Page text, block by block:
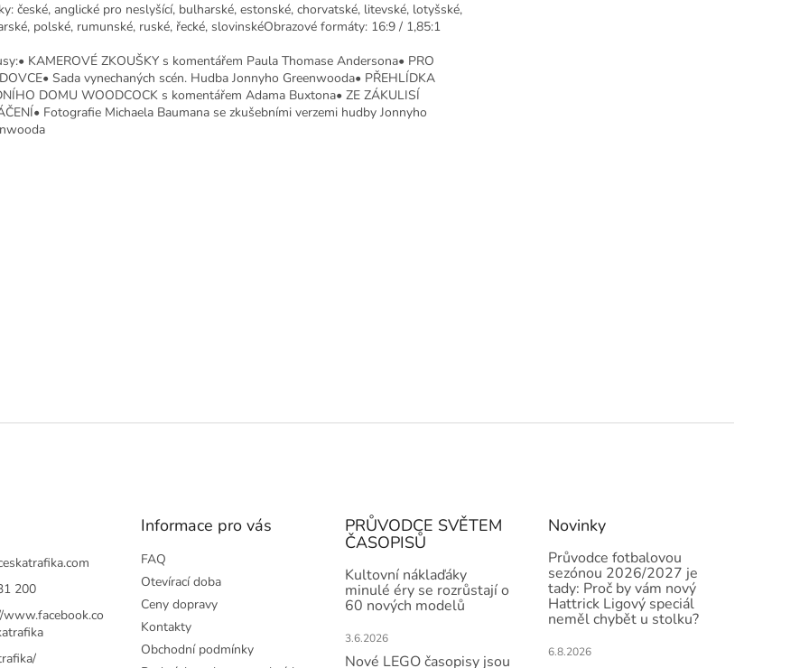
české, anglické pro neslyšící, bulharské, estonské, chorvatské, litevské, lotyšské,
polské, rumunské, ruské, řecké, slovinskéObrazové formáty: 16:9 / 1,85:1
KAMEROVÉ ZKOUŠKY s komentářem Paula Thomase Andersona• PRO
Sada vynechaných scén. Hudba Jonnyho Greenwooda• PŘEHLÍDKA
DOMU WOODCOCK s komentářem Adama Buxtona• ZE ZÁKULISÍ
Fotografie Michaela Baumana se zkušebními verzemi hudby Jonnyho
200
Informace pro vás
FAQ
Otevírací doba
Ceny dopravy
Kontakty
Obchodní podmínky
PRŮVODCE SVĚTEM
ČASOPISŮ
Kultovní náklaďáky
minulé éry se rozrůstají o
60 nových modelů
3.6.2026
Nové LEGO časopisy jsou
Novinky
Průvodce fotbalovou
sezónou 2026/2027 je
tady: Proč by vám nový
Hattrick Ligový speciál
neměl chybět u stolku?
6.8.2026